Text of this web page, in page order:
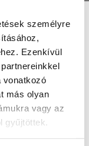
személyre
Ezenkívül
vonatkozó
más olyan
vagy az
gyűjtöttek.